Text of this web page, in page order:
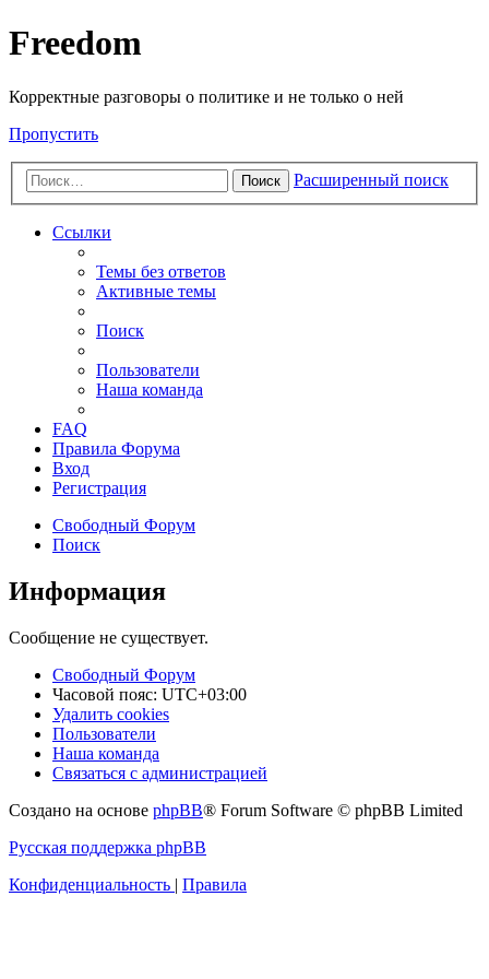
Freedom
Корректные разговоры о политике и не только о ней
Пропустить
Поиск Расширенный поиск
Ссылки
Темы без ответов
Активные темы
Поиск
Пользователи
Наша команда
FAQ
Правила Форума
Вход
Регистрация
Свободный Форум
Поиск
Информация
Сообщение не существует.
Свободный Форум
Часовой пояс: UTC+03:00
Удалить cookies
Пользователи
Наша команда
Связаться с администрацией
Создано на основе phpBB® Forum Software © phpBB Limited
Русская поддержка phpBB
Конфиденциальность | Правила